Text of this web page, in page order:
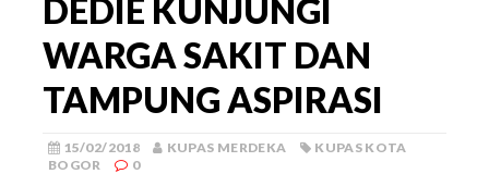
DEDIE KUNJUNGI
WARGA SAKIT DAN
TAMPUNG ASPIRASI
15/02/2018 KUPAS MERDEKA
KUPAS KOTA
BOGOR
0